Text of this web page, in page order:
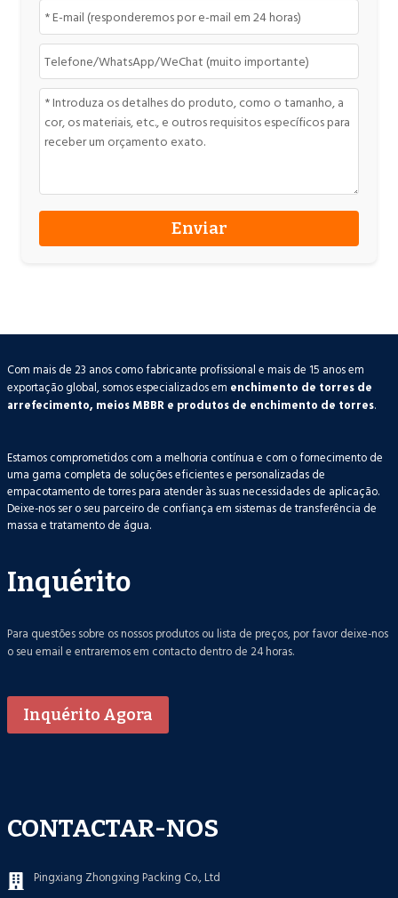
Com mais de 23 anos como fabricante profissional e mais de 15 anos em
exportação global, somos especializados em enchimento de torres de
arrefecimento, meios MBBR e produtos de enchimento de torres.
Estamos comprometidos com a melhoria contínua e com o fornecimento de
uma gama completa de soluções eficientes e personalizadas de
empacotamento de torres para atender às suas necessidades de aplicação.
Deixe-nos ser o seu parceiro de confiança em sistemas de transferência de
massa e tratamento de água.
Inquérito
Para questões sobre os nossos produtos ou lista de preços, por favor deixe-nos
o seu email e entraremos em contacto dentro de 24 horas.
Inquérito Agora
CONTACTAR-NOS
Pingxiang Zhongxing Packing Co., Ltd